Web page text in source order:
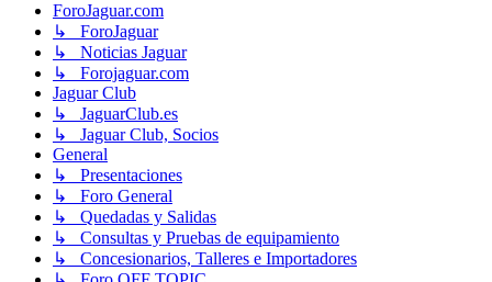
ForoJaguar.com
↳ ForoJaguar
↳ Noticias Jaguar
↳ Forojaguar.com
Jaguar Club
↳ JaguarClub.es
↳ Jaguar Club, Socios
General
↳ Presentaciones
↳ Foro General
↳ Quedadas y Salidas
↳ Consultas y Pruebas de equipamiento
↳ Concesionarios, Talleres e Importadores